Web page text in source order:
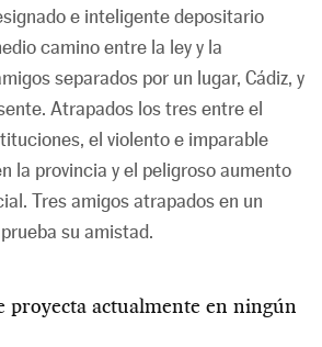
e inteligente depositario
camino entre la ley y la
separados por un lugar, Cádiz, y
Atrapados los tres entre el
el violento e imparable
la provincia y el peligroso aumento
Tres amigos atrapados en un
su amistad.
proyecta actualmente en ningún